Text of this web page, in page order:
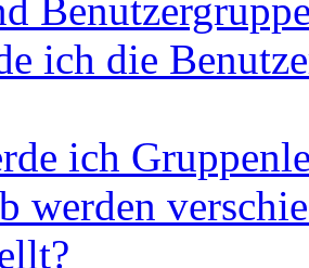
ich die
ich
werden